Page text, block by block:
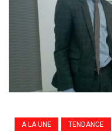
A LA UNE TENDANCE